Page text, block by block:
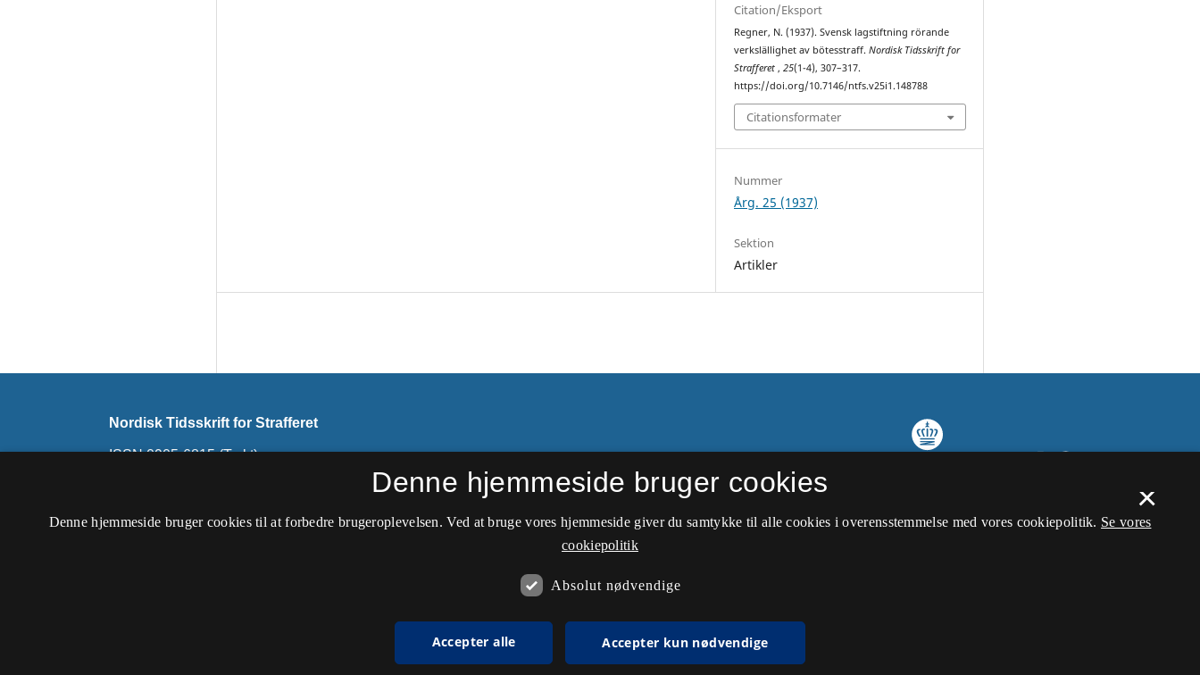
Citation/Eksport
Regner, N. (1937). Svensk lagstiftning rörande
verkslällighet av bötesstraff.Nordisk Tidsskrift for
Strafferet,25(1-4), 307–317.
https://doi.org/10.7146/ntfs.v25i1.148788
Citationsformater
Nummer
Årg. 25 (1937)
Sektion
Artikler
Nordisk Tidsskrift for Strafferet
ISSN 0905-6815 (Trykt)
Nordisk Tidsskrift for Kriminalvidenskab.
×
Denne hjemmeside bruger cookies
Denne hjemmeside bruger cookies til at forbedre brugeroplevelsen. Ved at bruge vores hjemmeside giver du samtykke til alle cookies i overensstemmelse med vores cookiepolitik. Se vores
cookiepolitik
Absolut nødvendige
Accepter alle Accepter kun nødvendige